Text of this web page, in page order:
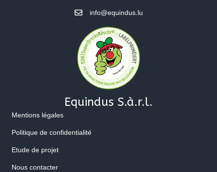
info@equindus.lu
Equindus S.à.r.l.
Mentions légales
Politique de confidentialité
Etude de projet
Nous contacter